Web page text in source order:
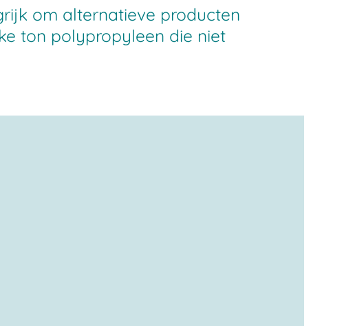
om alternatieve producten
ton polypropyleen die niet